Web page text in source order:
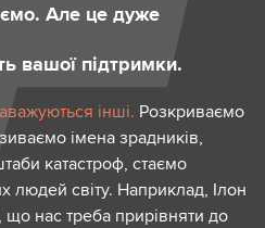
Але це дуже
вашої підтримки.
інші. Розкриваємо
імена зрадників,
катастроф, стаємо
людей світу. Наприклад, Ілон
що нас треба прирівняти до